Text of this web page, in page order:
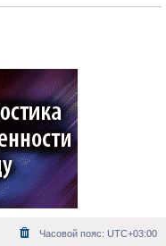
Часовой пояс: UTC+03:00